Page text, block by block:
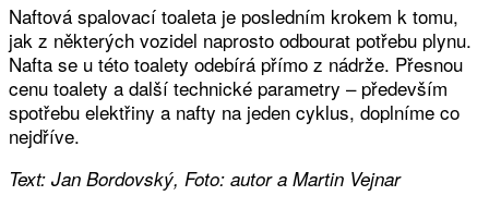
Naftová spalovací toaleta je posledním krokem k tomu,
jak z některých vozidel naprosto odbourat potřebu plynu.
Nafta se u této toalety odebírá přímo z nádrže. Přesnou
cenu toalety a další technické parametry – především
spotřebu elektřiny a nafty na jeden cyklus, doplníme co
nejdříve.
Text: Jan Bordovský, Foto: autor a Martin Vejnar